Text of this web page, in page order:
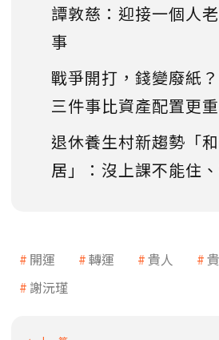
譚敦慈：迎接一個人
事
戰爭開打，錢變廢紙
三件事比資產配置更重
退休養生村新趨勢「
居」：沒上課不能住
開運 轉運 貴人
謝沅瑾